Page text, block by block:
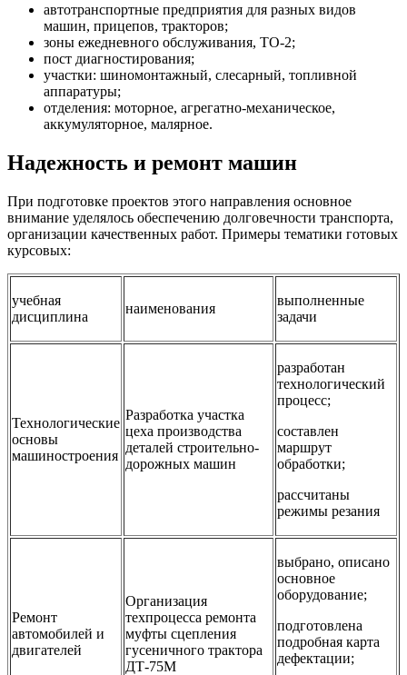
автотранспортные предприятия для разных видов
машин, прицепов, тракторов;
зоны ежедневного обслуживания, ТО-2;
пост диагностирования;
участки: шиномонтажный, слесарный, топливной
аппаратуры;
отделения: моторное, агрегатно-механическое,
аккумуляторное, малярное.
Надежность и ремонт машин
При подготовке проектов этого направления основное
внимание уделялось обеспечению долговечности транспорта,
организации качественных работ. Примеры тематики готовых
курсовых:
учебная
дисциплина
наименования
выполненные
задачи
Технологические
основы
машиностроения
Разработка участка
цеха производства
деталей строительно-
дорожных машин
разработан
технологический
процесс;
составлен
маршрут
обработки;
рассчитаны
режимы резания
Ремонт
автомобилей и
двигателей
Организация
техпроцесса ремонта
муфты сцепления
гусеничного трактора
ДТ-75М
выбрано, описано
основное
оборудование;
подготовлена
подробная карта
дефектации;